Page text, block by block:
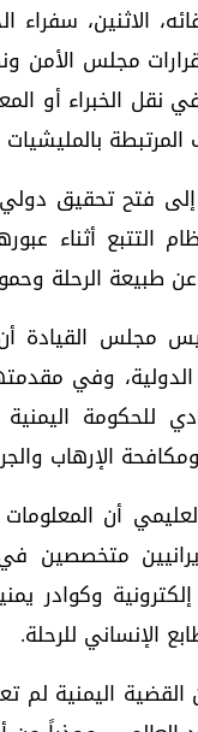
الاثنين،
مجلس الأمن
نقل الخبراء أو
المرتبطة بالمليشيات
فتح تحقيق دولي
التتبع أثناء
طبيعة الرحلة
مجلس القيادة أن
للحكومة
ومكافحة الإرهاب
أن
متخصصين
وكوادر
الإنساني للرحلة.
القضية اليمنية لم